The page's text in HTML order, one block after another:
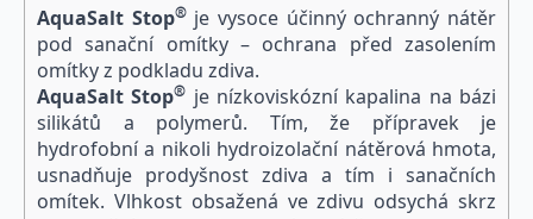
AquaSalt Stop®je vysoce účinný ochranný nátěr
pod sanační omítky – ochrana před zasolením
omítky z podkladu zdiva.
AquaSalt Stop® je nízkoviskózní kapalina na bázi
silikátů a polymerů. Tím, že přípravek je
hydrofobní a nikoli hydroizolační nátěrová hmota,
usnadňuje prodyšnost zdiva a tím i sanačních
omítek. Vlhkost obsažená ve zdivu odsychá skrz